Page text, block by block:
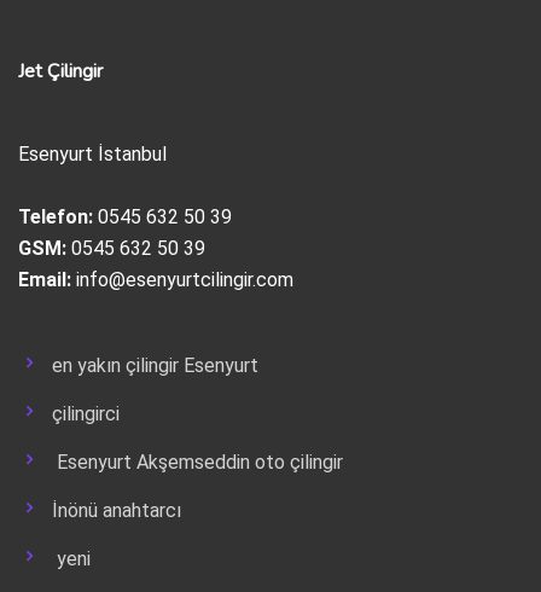
Jet Çilingir
Esenyurt İstanbul
Telefon: 0545 632 50 39
GSM: 0545 632 50 39
Email: info@esenyurtcilingir.com
en yakın çilingir Esenyurt
çilingirci
Esenyurt Akşemseddin oto çilingir
İnönü anahtarcı
yeni